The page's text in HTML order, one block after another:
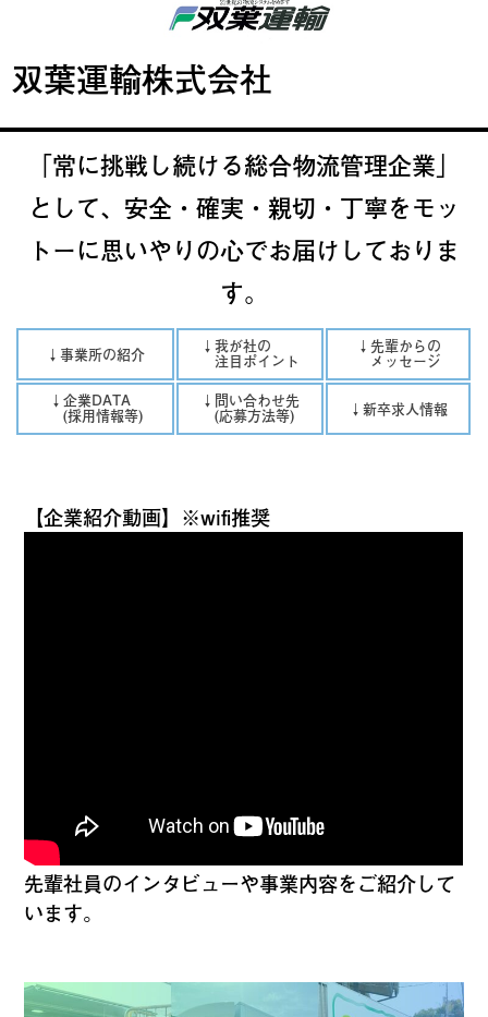
双葉運輸株式会社
「常に挑戦し続ける総合物流管理企業」
として、安全・確実・親切・丁寧をモッ
トーに思いやりの心でお届けしておりま
す。
↓事業所の紹介 ↓我が社の
注目ポイント
↓先輩からの
メッセージ
↓企業DATA
(採用情報等)
↓問い合わせ先
(応募方法等) ↓新卒求人情報
【企業紹介動画】※wifi推奨
先輩社員のインタビューや事業内容をご紹介して
います。